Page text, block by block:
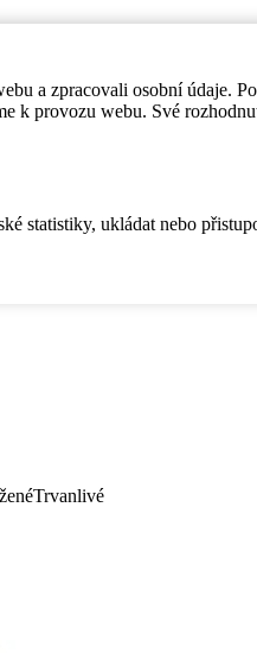
a zpracovali osobní údaje.
k provozu webu. Své
statistiky, ukládat nebo
Trvanlivé